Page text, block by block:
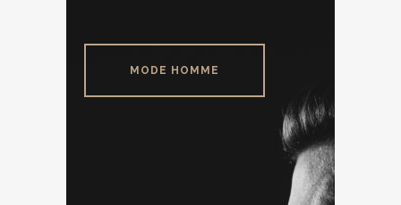
MODE HOMME